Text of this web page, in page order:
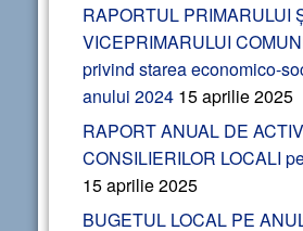
RAPORTUL PRIMARULUI
VICEPRIMARULUI
privind starea economico-
anului 2024 15 aprilie 2025
RAPORT ANUAL DE
CONSILIERILOR LOCALI
15 aprilie 2025
BUGETUL LOCAL PE